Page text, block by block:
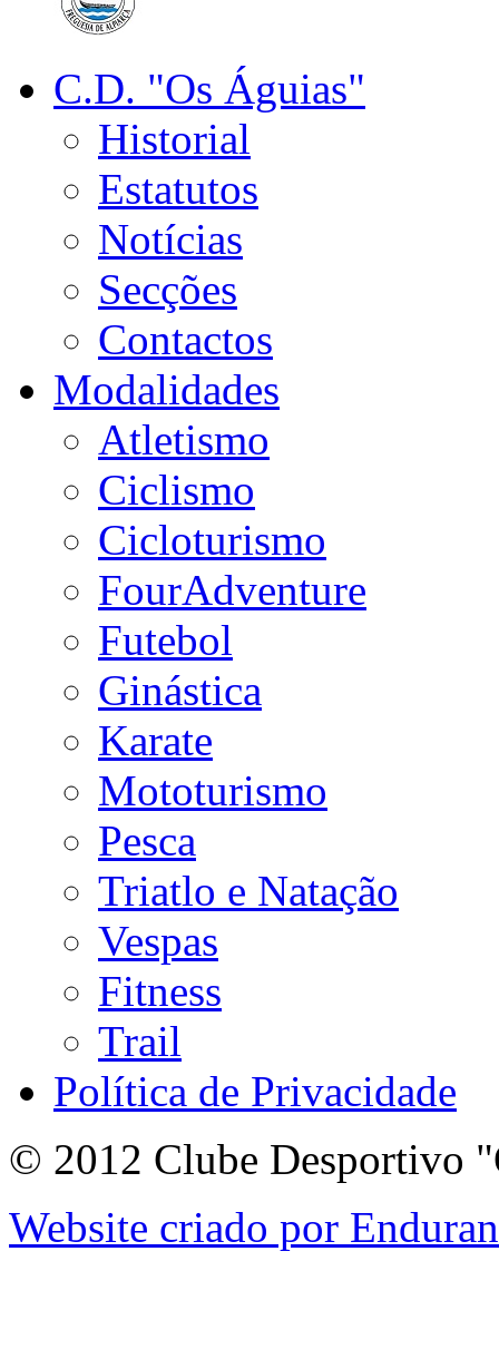
C.D. "Os Águias"
Historial
Estatutos
Notícias
Secções
Contactos
Modalidades
Atletismo
Ciclismo
Cicloturismo
FourAdventure
Futebol
Ginástica
Karate
Mototurismo
Pesca
Triatlo e Natação
Vespas
Fitness
Trail
Política de Privacidade
© 2012 Clube Desportivo
Website criado por